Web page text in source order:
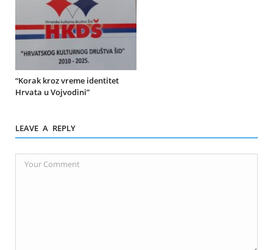
“Korak kroz vreme identitet
Hrvata u Vojvodini”
LEAVE A REPLY